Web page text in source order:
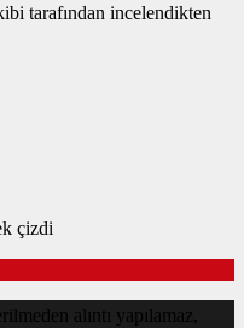
tarafından incelendikten
çizdi
alıntı yapılamaz,